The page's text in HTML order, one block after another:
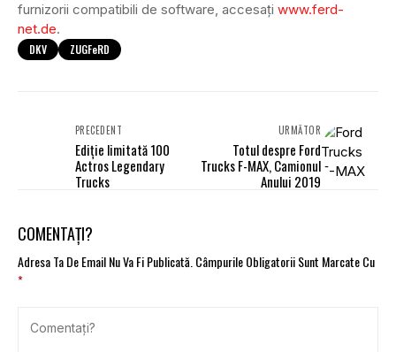
furnizorii compatibili de software, accesați www.ferd-
net.de.
DKV ZUGFeRD
PRECEDENT
Ediție limitată 100
Actros Legendary
Trucks
URMĂTOR
Totul despre Ford
Trucks F-MAX, Camionul
Anului 2019
COMENTAȚI?
Adresa Ta De Email Nu Va Fi Publicată. Câmpurile Obligatorii Sunt Marcate Cu
*